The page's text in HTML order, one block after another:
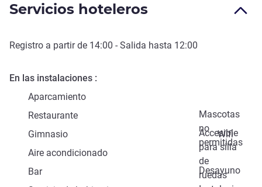
Servicios hoteleros
Registro a partir de 14:00 - Salida hasta 12:00
En las instalaciones
Aparcamiento
Mascotas
no
permitidas
Restaurante
Accesible
para silla
de
ruedas
Gimnasio
Wifi
Aire acondicionado
Desayuno
Bar